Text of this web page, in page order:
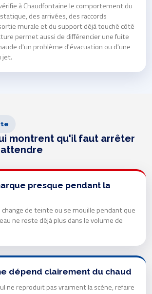
à Chaudfontaine le comportement du
des arrivées, des raccords
murale et du support déjà touché côté
permet aussi de différencier une fuite
d'un problème d'évacuation ou d'une
jet.
montrent qu'il faut arrêter
presque pendant la
change de teinte ou se mouille pendant que
ne reste déjà plus dans le volume de
dépend clairement du chaud
ne reproduit pas vraiment la scène, refaire